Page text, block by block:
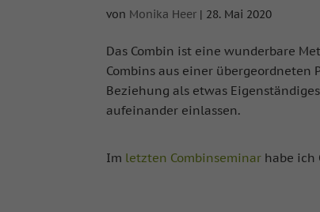
von Monika Heer | 28. Mai 2020
Das Combin ist eine wunderbare
Combins aus einer übergeordneten
Beziehung als etwas
aufeinander einlassen.
Im letzten Combinseminar habe ich